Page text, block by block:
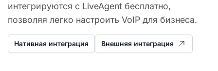
интегрируются с LiveAgent бесплатно,
позволяя легко настроить VoIP для бизнеса.
Нативная интеграция Внешняя интеграция